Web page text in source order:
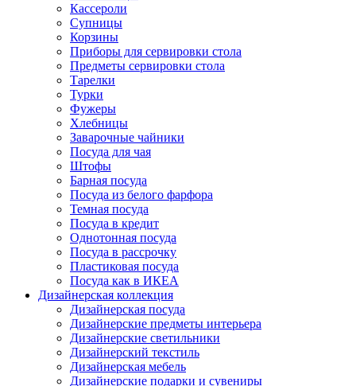
Кассероли
Супницы
Корзины
Приборы для сервировки стола
Предметы сервировки стола
Тарелки
Турки
Фужеры
Хлебницы
Заварочные чайники
Посуда для чая
Штофы
Барная посуда
Посуда из белого фарфора
Темная посуда
Посуда в кредит
Однотонная посуда
Посуда в рассрочку
Пластиковая посуда
Посуда как в ИКЕА
Дизайнерская коллекция
Дизайнерская посуда
Дизайнерские предметы интерьера
Дизайнерские светильники
Дизайнерский текстиль
Дизайнерская мебель
Дизайнерские подарки и сувениры